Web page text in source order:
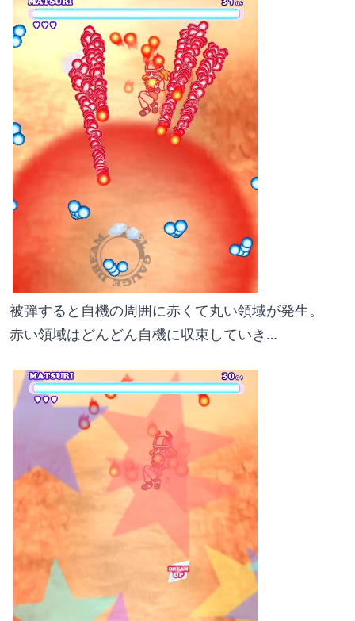
被弾すると自機の周囲に赤くて丸い領域が発生。
赤い領域はどんどん自機に収束していき…